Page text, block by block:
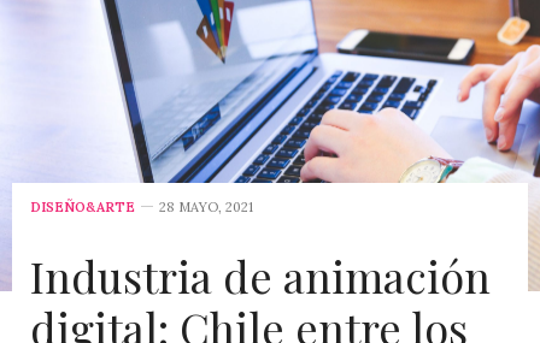
DISEÑO&ARTE 28 MAYO, 2021
Industria de animación
digital: Chile entre los